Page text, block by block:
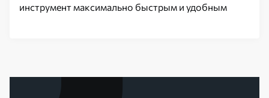
инструмент максимально быстрым и удобным